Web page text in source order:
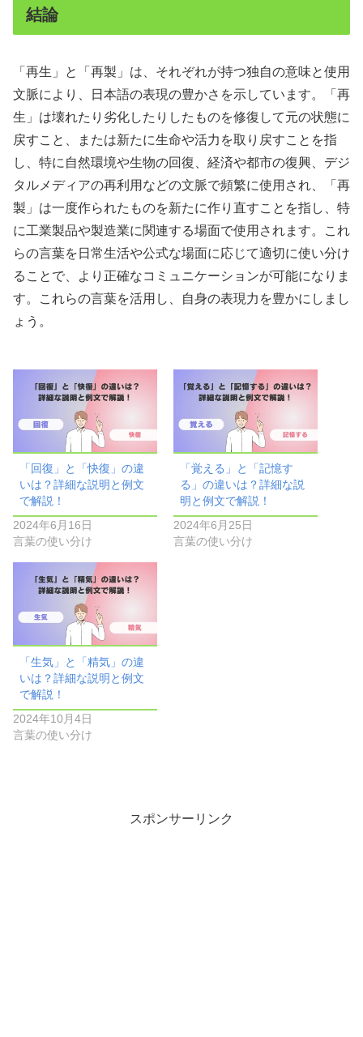
結論
「再生」と「再製」は、それぞれが持つ独自の意味と使用
文脈により、日本語の表現の豊かさを示しています。「再
生」は壊れたり劣化したりしたものを修復して元の状態に
戻すこと、または新たに生命や活力を取り戻すことを指
し、特に自然環境や生物の回復、経済や都市の復興、デジ
タルメディアの再利用などの文脈で頻繁に使用され、「再
製」は一度作られたものを新たに作り直すことを指し、特
に工業製品や製造業に関連する場面で使用されます。これ
らの言葉を日常生活や公式な場面に応じて適切に使い分け
ることで、より正確なコミュニケーションが可能になりま
す。これらの言葉を活用し、自身の表現力を豊かにしまし
ょう。
「回復」と「快復」の違
いは？詳細な説明と例文
で解説！
2024年6月16日
言葉の使い分け
「覚える」と「記憶す
る」の違いは？詳細な説
明と例文で解説！
2024年6月25日
言葉の使い分け
「生気」と「精気」の違
いは？詳細な説明と例文
で解説！
2024年10月4日
言葉の使い分け
スポンサーリンク